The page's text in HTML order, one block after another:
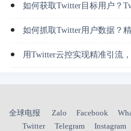
如何获取Twitter目标用户？
如何抓取Twitter用户数据？
用Twitter云控实现精准引流
全球电报 Zalo Facebook
Twitter
Telegram Instagram